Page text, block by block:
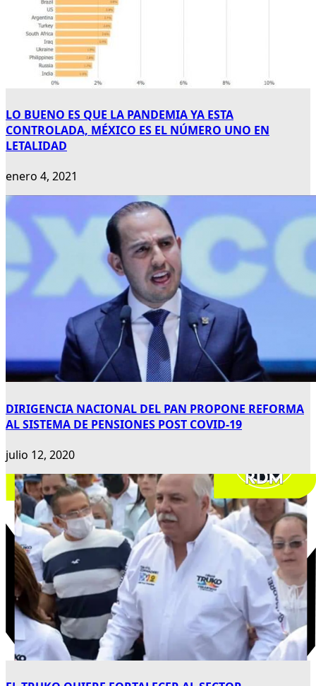
LO BUENO ES QUE LA PANDEMIA YA ESTA
CONTROLADA, MÉXICO ES EL NÚMERO UNO EN
LETALIDAD
enero 4, 2021
DIRIGENCIA NACIONAL DEL PAN PROPONE REFORMA
AL SISTEMA DE PENSIONES POST COVID-19
julio 12, 2020